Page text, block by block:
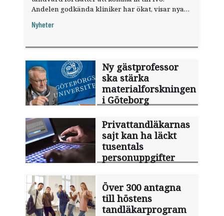
Andelen godkända kliniker har ökat, visar nya
Nyheter
Ny gästprofessor
ska stärka
materialforskningen
i Göteborg
Privattandläkarnas
sajt kan ha läckt
tusentals
personuppgifter
Över 300 antagna
till höstens
tandläkarprogram